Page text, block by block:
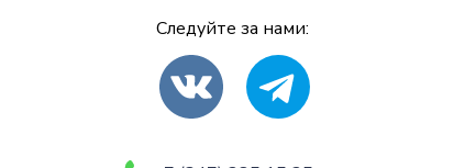
Следуйте за нами: